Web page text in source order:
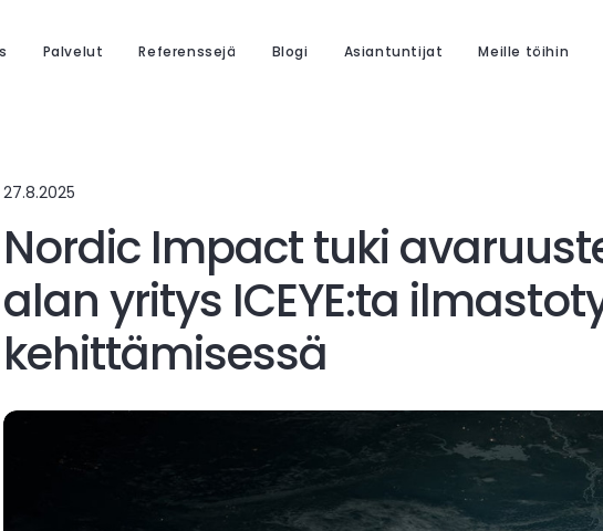
Palvelut Referenssejä Blogi Asiantuntijat Meille töihin
27.8.2025
Nordic Impact tuki
alan yritys ICEYE:ta
kehittämisessä